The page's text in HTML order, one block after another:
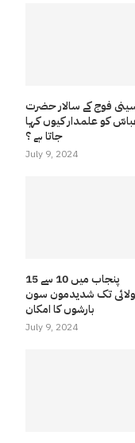
فوج کے سالار حضرت
کو علمدار کیوں کہا
جاتا ہے ؟
July 9, 2024
پنجاب میں 10 سے 15
تک شدیدمون سون
بارشوں کا امکان
July 9, 2024